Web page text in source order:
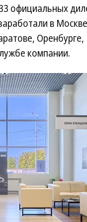
официальных
в
Оренбурге,
компании.